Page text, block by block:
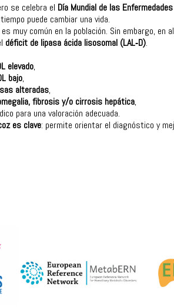
se celebra el Día Mundial de las
puede cambiar una vida.
muy común en la población. Sin embargo, en
déficit de lipasa ácida lisosomal (LAL‑D).
elevado,
bajo,
alteradas,
fibrosis y/o cirrosis hepática,
para una valoración adecuada.
es clave: permite orientar el diagnóstico y